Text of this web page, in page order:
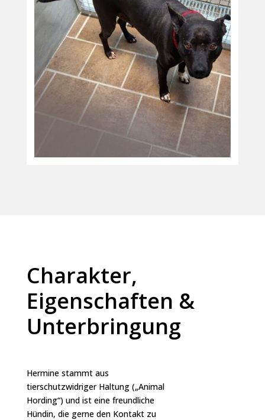
Charakter,
Eigenschaften &
Unterbringung
Hermine stammt aus
tierschutzwidriger Haltung („Animal
Hording“) und ist eine freundliche
Hündin, die gerne den Kontakt zu